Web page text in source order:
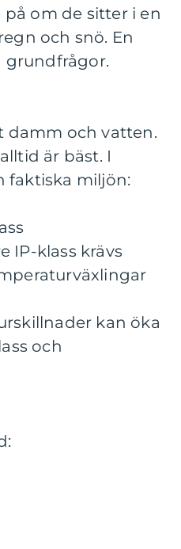
om de sitter i en
och snö. En
grundfrågor.
damm och vatten.
är bäst. I
faktiska miljön:
IP-klass krävs
kan öka
och